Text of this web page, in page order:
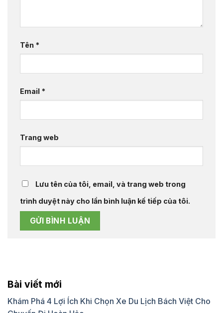
Tên *
Email *
Trang web
Lưu tên của tôi, email, và trang web trong
trình duyệt này cho lần bình luận kế tiếp của tôi.
Bài viết mới
Khám Phá 4 Lợi Ích Khi Chọn Xe Du Lịch Bách Việt Cho